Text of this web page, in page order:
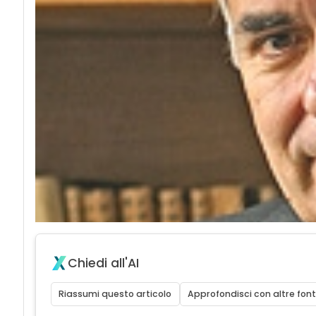
Chiedi all'AI
Riassumi questo articolo Approfondisci con altre